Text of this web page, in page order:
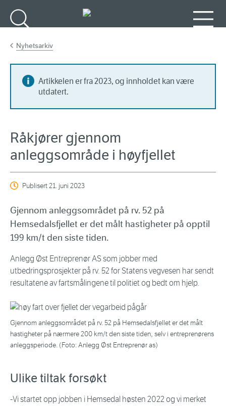
Nyhetsarkiv
Artikkelen er fra 2023, og innholdet kan være
utdatert.
Råkjører gjennom
anleggsområde i høyfjellet
Publisert21. juni 2023
Gjennom anleggsområdet på rv. 52 på
Hemsedalsfjellet er det målt hastigheter på opptil
199 km/t den siste tiden.
Anlegg Øst Entreprenør AS som jobber med
utbedringsprosjekter på rv. 52 for Statens vegvesen har sendt
resultatene av fartsmålingene til politiet og bedt om hjelp.
Gjennom anleggsområdet på rv. 52 på Hemsedalsfjellet er det målt
hastigheter på nærmere 200 km/t den siste tiden, selv i entreprenørens
anleggsperiode. (Foto: Anlegg Øst Entreprenør as)
Ulike tiltak forsøkt
-Vi startet opp jobben i Hemsedal høsten 2022 og vi merket